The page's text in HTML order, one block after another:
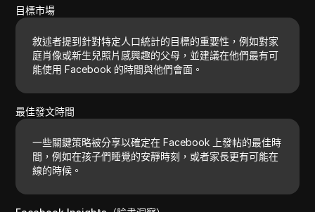
目標市場
敘述者提到針對特定人口統計的目標的重要性，例如對家
庭肖像或新生兒照片感興趣的父母，並建議在他們最有可
能使用 Facebook 的時間與他們會面。
最佳發文時間
一些關鍵策略被分享以確定在 Facebook 上發帖的最佳時
間，例如在孩子們睡覺的安靜時刻，或者家長更有可能在
線的時候。